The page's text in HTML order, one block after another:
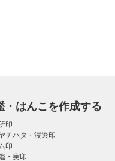
・はんこを作成する
印
チハタ・浸透印
印
・実印